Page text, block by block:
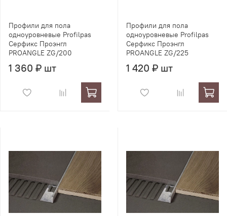
Профили для пола
одноуровневые Profilpas
Серфикс Проэнгл
PROANGLE ZG/200
1 360 ₽ шт
Профили для пола
одноуровневые Profilpas
Серфикс Проэнгл
PROANGLE ZG/225
1 420 ₽ шт